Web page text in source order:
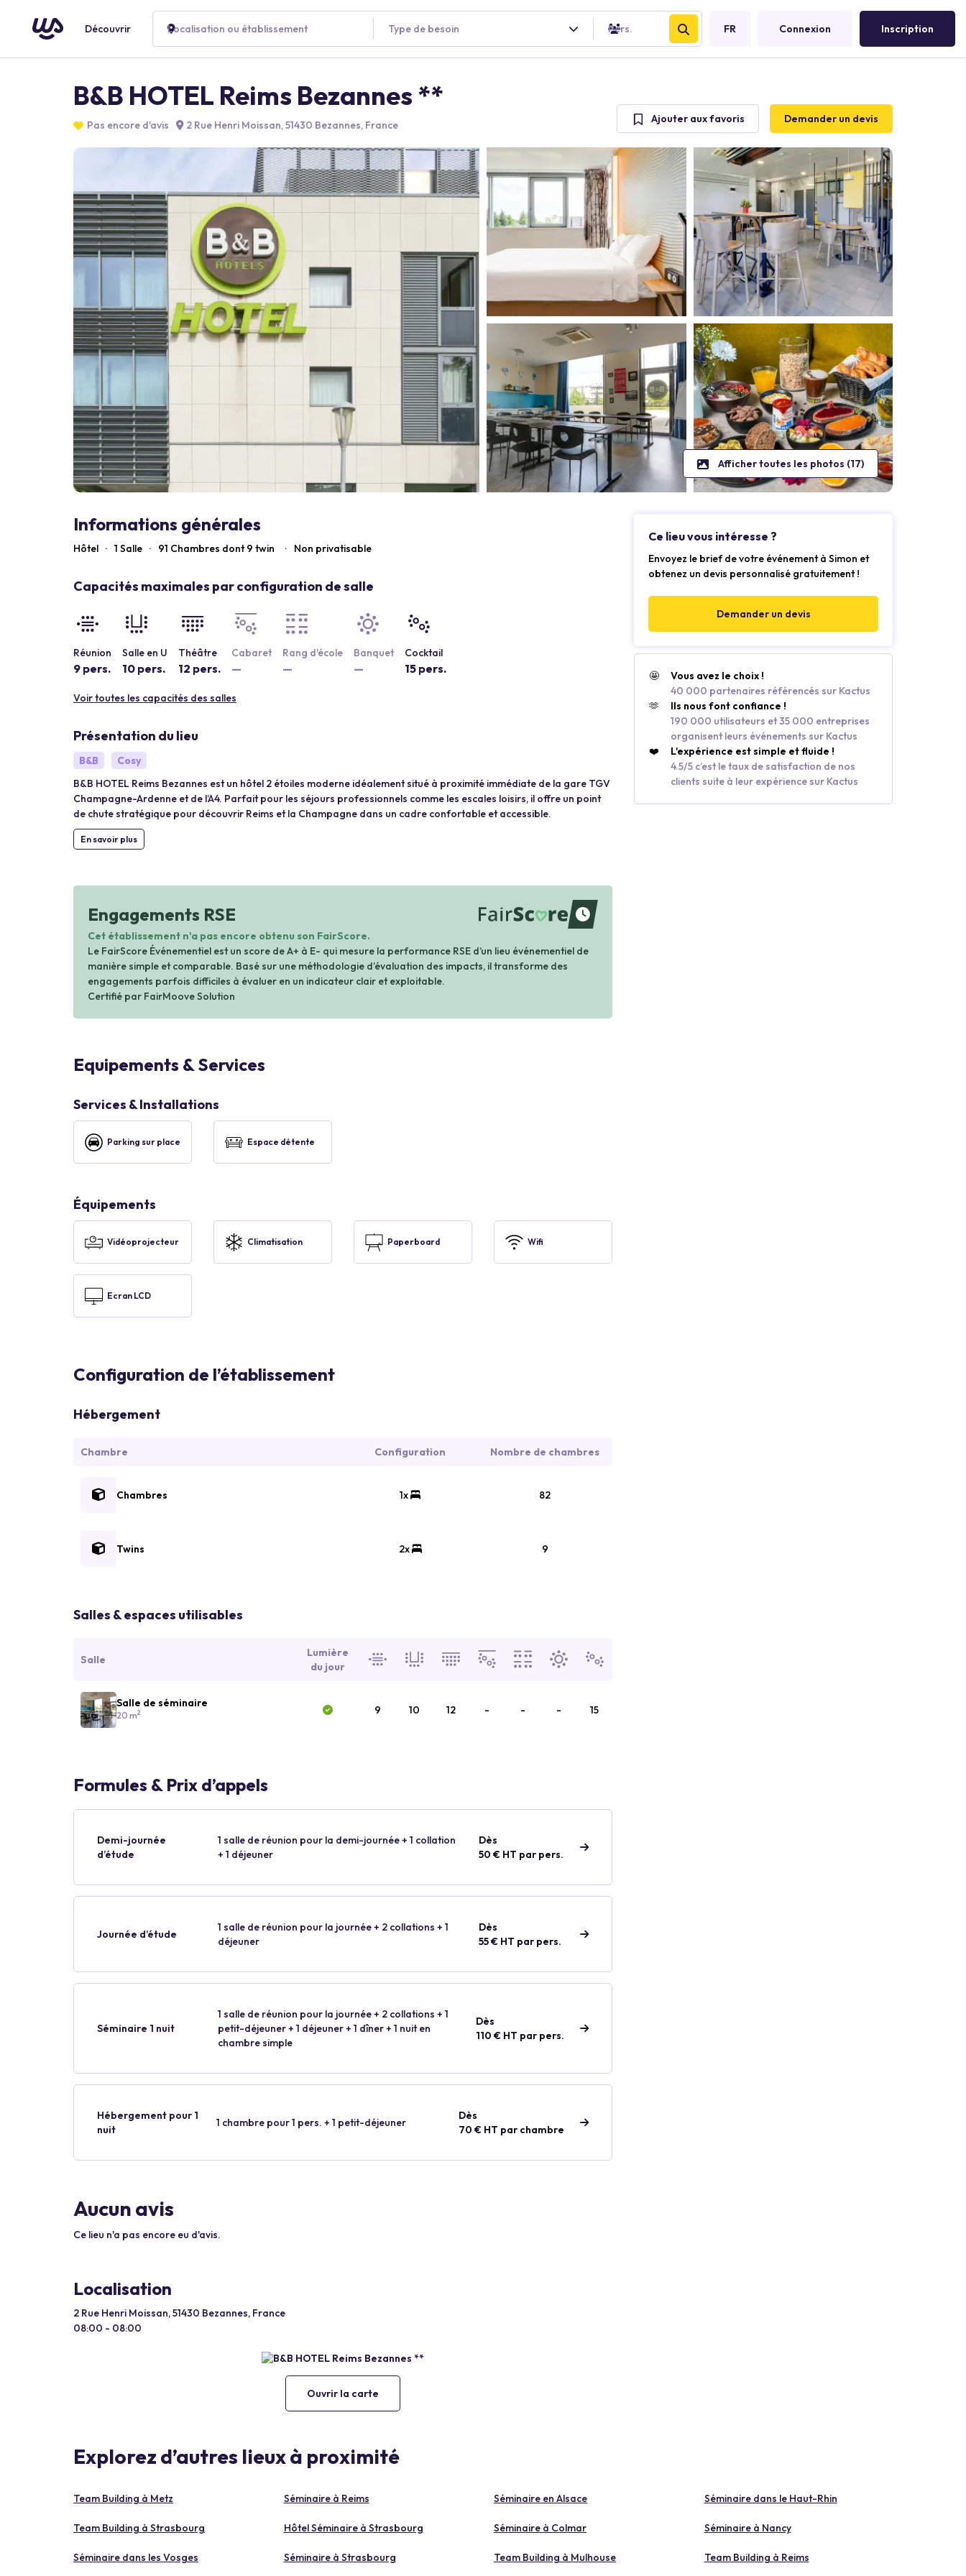
Découvrir Localisation ou établissement Type de besoin Pers. FR Connexion Inscription
B&B HOTEL Reims Bezannes **
Pas encore d'avis 2 Rue Henri Moissan, 51430 Bezannes, France Ajouter aux favoris Demander un devis
Afficher toutes les photos (17)
Informations générales
Hôtel · 1 Salle · 91 Chambres dont 9 twin · Non privatisable
Capacités maximales par configuration de salle
Réunion
9 pers.
Salle en U
10 pers.
Théâtre
12 pers.
Cabaret
—
Rang d'école
—
Banquet
—
Cocktail
15 pers.
Voir toutes les capacités des salles
Présentation du lieu
B&B
Cosy
B&B HOTEL Reims Bezannes est un hôtel 2 étoiles moderne idéalement situé à proximité immédiate de la gare TGV
Champagne-Ardenne et de l’A4. Parfait pour les séjours professionnels comme les escales loisirs, il offre un point
de chute stratégique pour découvrir Reims et la Champagne dans un cadre confortable et accessible.
En savoir plus
Engagements RSE
waiting
Cet établissement n'a pas encore obtenu son FairScore.
Le FairScore Événementiel est un score de A+ à E- qui mesure la performance RSE d’un lieu événementiel de
manière simple et comparable. Basé sur une méthodologie d’évaluation des impacts, il transforme des
engagements parfois difficiles à évaluer en un indicateur clair et exploitable.
Certifié par FairMoove Solution
Equipements & Services
Services & Installations
Parking sur place Espace détente
Équipements
Vidéoprojecteur Climatisation Paperboard Wifi
Ecran LCD
Configuration de l’établissement
Hébergement
Chambre Configuration Nombre de chambres
Chambres 1x 82
Twins 2x 9
Salles & espaces utilisables
Salle
Lumière
du jour
Salle de séminaire
20 m2 9 10 12 - - - 15
Formules & Prix d’appels
Demi-journée
d’étude
1 salle de réunion pour la demi-journée + 1 collation
+ 1 déjeuner
Dès
50 € HT par pers.
Journée d’étude
1 salle de réunion pour la journée + 2 collations + 1
déjeuner
Dès
55 € HT par pers.
Séminaire 1 nuit
1 salle de réunion pour la journée + 2 collations + 1
petit-déjeuner + 1 déjeuner + 1 dîner + 1 nuit en
chambre simple
Dès
110 € HT par pers.
Hébergement pour 1
nuit
1 chambre pour 1 pers. + 1 petit-déjeuner
Dès
70 € HT par chambre
Aucun avis
Ce lieu n'a pas encore eu d'avis.
Localisation
2 Rue Henri Moissan, 51430 Bezannes, France
08:00 - 08:00
Ouvrir la carte
Ce lieu vous intéresse ?
Envoyez le brief de votre événement à Simon et
obtenez un devis personnalisé gratuitement !
Demander un devis
🤩
Vous avez le choix !
40 000 partenaires référencés sur Kactus
🫶
Ils nous font confiance !
190 000 utilisateurs et 35 000 entreprises
organisent leurs événements sur Kactus
❤️
L'expérience est simple et fluide !
4.5/5 c’est le taux de satisfaction de nos
clients suite à leur expérience sur Kactus
Explorez d’autres lieux à proximité
Team Building à Metz Séminaire à Reims Séminaire en Alsace Séminaire dans le Haut-Rhin
Team Building à Strasbourg Hôtel Séminaire à Strasbourg Séminaire à Colmar Séminaire à Nancy
Séminaire dans les Vosges Séminaire à Strasbourg Team Building à Mulhouse Team Building à Reims